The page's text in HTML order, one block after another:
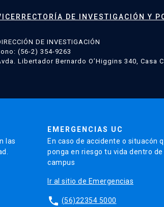
DE INVESTIGACIÓN Y
DE INVESTIGACIÓN
(56-2) 354-9263
Libertador Bernardo O’Higgins 340, Casa
las
EMERGENCIAS UC
En caso de accidente o situacón
ponga en riesgo tu vida dentro de
campus
Ir al sitio de Emergencias
phone (56)22354 5000